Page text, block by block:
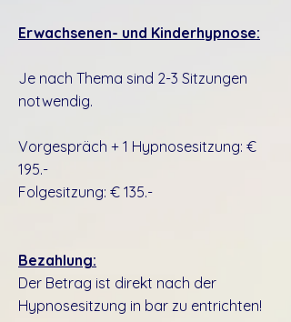
Erwachsenen- und Kinderhypnose:
Je nach Thema sind 2-3 Sitzungen
notwendig.
Vorgespräch + 1 Hypnosesitzung: €
195.-
Folgesitzung: € 135.-
Bezahlung:
Der Betrag ist direkt nach der
Hypnosesitzung in bar zu entrichten!